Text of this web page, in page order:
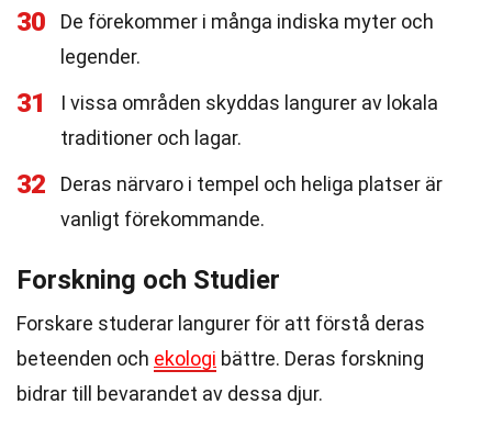
30
De förekommer i många indiska myter och
legender.
31
I vissa områden skyddas langurer av lokala
traditioner och lagar.
32
Deras närvaro i tempel och heliga platser är
vanligt förekommande.
Forskning och Studier
Forskare studerar langurer för att förstå deras
beteenden och ekologi bättre. Deras forskning
bidrar till bevarandet av dessa djur.